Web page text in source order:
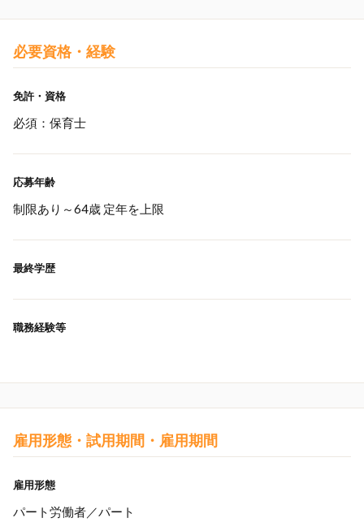
必要資格・経験
免許・資格
必須：保育士
応募年齢
制限あり～64歳 定年を上限
最終学歴
職務経験等
雇用形態・試用期間・雇用期間
雇用形態
パート労働者／パート